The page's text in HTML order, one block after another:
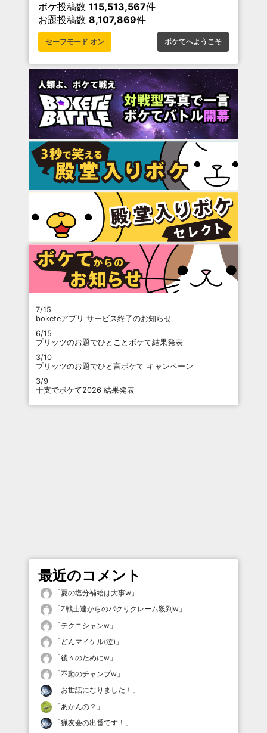
ボケ投稿数 115,513,567件
お題投稿数 8,107,869件
セーフモード オン ボケてへようこそ
7/15
boketeアプリ サービス終了のお知らせ
6/15
プリッツのお題でひとことボケて結果発表
3/10
プリッツのお題でひと言ボケて キャンペーン
3/9
干支でボケて2026 結果発表
最近のコメント
「夏の塩分補給は大事w 」
「Z戦士達からのパクりクレーム殺到w 」
「テクニシャンw 」
「 どんマイケル(泣) 」
「後々のためにw 」
「不動のチャンプw 」
「お世話になりました！ 」
「あかんの？ 」
「猟友会の出番です！ 」